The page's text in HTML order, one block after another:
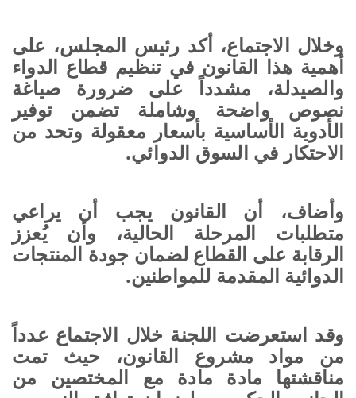
وخلال الاجتماع، أكد رئيس المجلس، على
أهمية هذا القانون في تنظيم قطاع الدواء
والصيدلة، مشدداً على ضرورة صياغة
نصوص واضحة وشاملة تضمن توفير
الأدوية الأساسية بأسعار معقولة وتحد من
الاحتكار في السوق الدوائي.
وأضاف، أن القانون يجب أن يراعي
متطلبات المرحلة الحالية، وأن يُعزز
الرقابة على القطاع لضمان جودة المنتجات
الدوائية المقدمة للمواطنين.
وقد استعرضت اللجنة خلال الاجتماع عدداً
من مواد مشروع القانون، حيث تمت
مناقشتها مادة مادة مع المختصين من